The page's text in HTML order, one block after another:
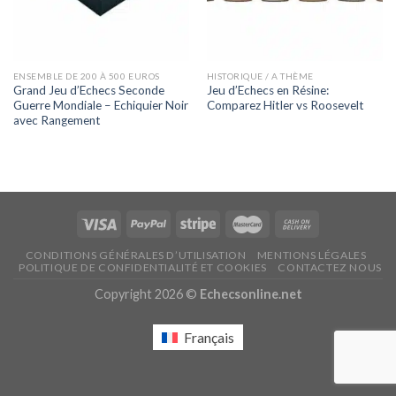
ENSEMBLE DE 200 À 500 EUROS
Grand Jeu d’Echecs Seconde
Guerre Mondiale – Echiquier Noir
avec Rangement
HISTORIQUE / A THÈME
Jeu d’Echecs en Résine:
Comparez Hitler vs Roosevelt
CONDITIONS GÉNÉRALES D’UTILISATION
MENTIONS LÉGALES
POLITIQUE DE CONFIDENTIALITÉ ET COOKIES
CONTACTEZ NOUS
Copyright 2026 © Echecsonline.net
Français